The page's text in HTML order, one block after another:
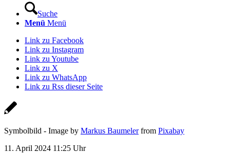
Suche
Menü Menü
Link zu Facebook
Link zu Instagram
Link zu Youtube
Link zu X
Link zu WhatsApp
Link zu Rss dieser Seite
Symbolbild - Image by Markus Baumelerfrom Pixabay
11. April 2024 11:25 Uhr